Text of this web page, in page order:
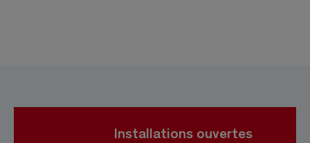
Installations ouvertes